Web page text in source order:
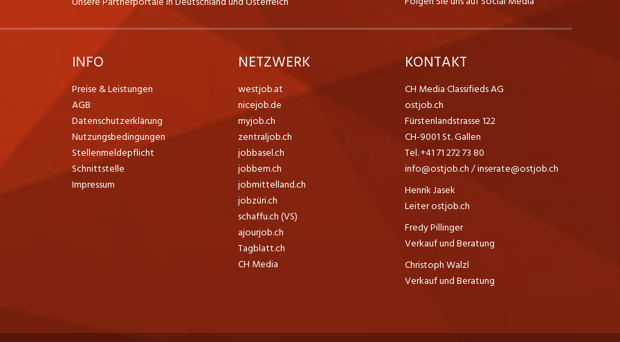
INFO
Preise & Leistungen
AGB
Datenschutzerklärung
Nutzungsbedingungen
Stellenmeldepflicht
Schnittstelle
Impressum
NETZWERK
westjob.at
nicejob.de
myjob.ch
zentraljob.ch
jobbasel.ch
jobbern.ch
jobmittelland.ch
jobzüri.ch
schaffu.ch (VS)
ajourjob.ch
Tagblatt.ch
CH Media
KONTAKT
CH Media Classifieds AG
ostjob.ch
Fürstenlandstrasse 122
CH-9001 St. Gallen
Tel. +41 71 272 73 80
info@ostjob.ch/inserate@ostjob.ch
Henrik Jasek
Leiter ostjob.ch
Fredy Pillinger
Verkauf und Beratung
Christoph Walzl
Verkauf und Beratung